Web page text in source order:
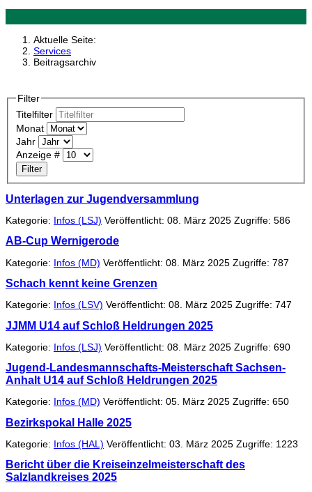
Aktuelle Seite:
Services
Beitragsarchiv
Filter
Titelfilter
Monat
Jahr
Anzeige #
Filter
Unterlagen zur Jugendversammlung
Kategorie: Infos (LSJ) Veröffentlicht: 08. März 2025 Zugriffe: 586
AB-Cup Wernigerode
Kategorie: Infos (MD) Veröffentlicht: 08. März 2025 Zugriffe: 787
Schach kennt keine Grenzen
Kategorie: Infos (LSV) Veröffentlicht: 08. März 2025 Zugriffe: 747
JJMM U14 auf Schloß Heldrungen 2025
Kategorie: Infos (LSJ) Veröffentlicht: 08. März 2025 Zugriffe: 690
Jugend-Landesmannschafts-Meisterschaft Sachsen-
Anhalt U14 auf Schloß Heldrungen 2025
Kategorie: Infos (MD) Veröffentlicht: 05. März 2025 Zugriffe: 650
Bezirkspokal Halle 2025
Kategorie: Infos (HAL) Veröffentlicht: 03. März 2025 Zugriffe: 1223
Bericht über die Kreiseinzelmeisterschaft des
Salzlandkreises 2025